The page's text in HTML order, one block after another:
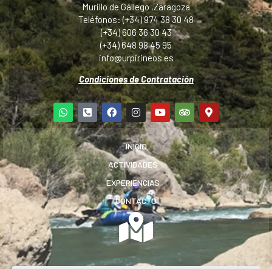
Murillo de Gállego ,Zaragoza
Teléfonos: (+34) 974 38 30 48
(+34) 606 36 30 43
(+34) 648 98 45 95
info@urpirineos.es
Condiciones de Contratación
INICIO
ACTIVIDADES
EXPERIENCIAS
CONTACTO